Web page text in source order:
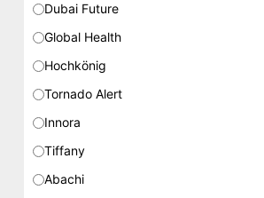
Dubai Future
Global Health
Hochkönig
Tornado Alert
Innora
Tiffany
Abachi